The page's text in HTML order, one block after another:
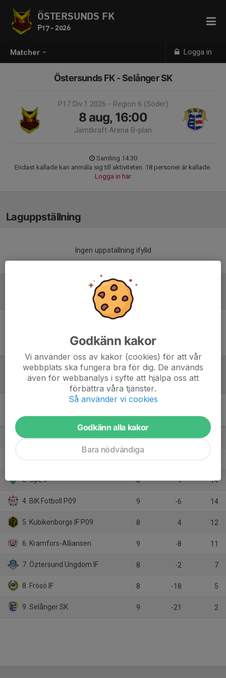
Matcher Logga in
ÖSTERSUNDS FK
P17 - 2026
Östersunds FK - Selånger SK
P17 Div.1 2026 - Region 6 (Söder)
8 aug, 16:00
Jämtkraft Arena B-plan
Samling 14:30
Endast kallade kan anmäla sig till aktiviteten. 18 personer är kallade.
Logga in här
Laguppställning
Ingen uppställning ifylld
Tabell
(Söder)
M +/-
1. Östersunds FK P17 8 38
3. Ope IF 8 1 14
4. BIK Fotboll P09 9 -6 14
5. Kubikenborgs IF P09 8 4 12
6. Kramfors-Alliansen 9 -8 11
7. Öztersund Ungdom IF 8 -2 7
8. Frösö IF 8 -18 5
9. Selånger SK 9 -21 2
Godkänn kakor
Vi använder oss av kakor (cookies) för att vår
webbplats ska fungera bra för dig. De används
även för webbanalys i syfte att hjälpa oss att
förbättra våra tjänster.
Så använder vi cookies
Godkänn alla kakor
Bara nödvändiga